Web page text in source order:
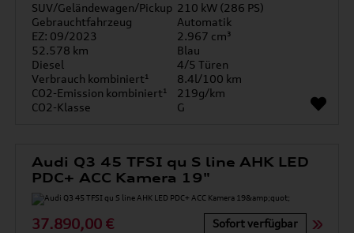
SUV/Geländewagen/Pickup 210 kW (286 PS)
Gebrauchtfahrzeug
Automatik
EZ: 09/2023
2.967 cm³
52.578 km
Blau
Diesel
4/5 Türen
Verbrauch kombiniert¹
8.4l/100 km
CO2-Emission kombiniert¹
219g/km
CO2-Klasse
G
Audi Q3 45 TFSI qu S line AHK LED
PDC+ ACC Kamera 19"
37.890,00 € Sofort verfügbar